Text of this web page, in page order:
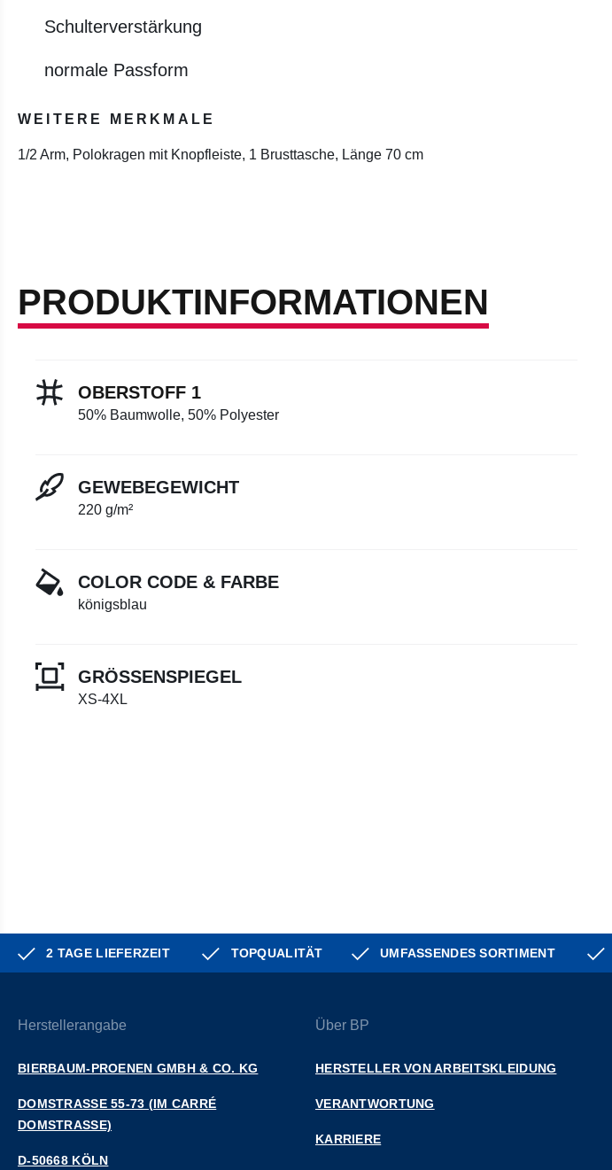
Schulterverstärkung
normale Passform
WEITERE MERKMALE
1/2 Arm, Polokragen mit Knopfleiste, 1 Brusttasche, Länge 70 cm
PRODUKTINFORMATIONEN
OBERSTOFF 1
50% Baumwolle, 50% Polyester
GEWEBEGEWICHT
220 g/m²
COLOR CODE & FARBE
königsblau
GRÖSSENSPIEGEL
XS-4XL
2 TAGE LIEFERZEIT TOPQUALITÄT UMFASSENDES SORTIMENT
Herstellerangabe
BIERBAUM-PROENEN GMBH & CO. KG
DOMSTRASSE 55-73 (IM CARRÉ D
OMSTRASSE)
D-50668 KÖLN
Über BP
HERSTELLER VON ARBEITSKLEIDUNG
VERANTWORTUNG
KARRIERE